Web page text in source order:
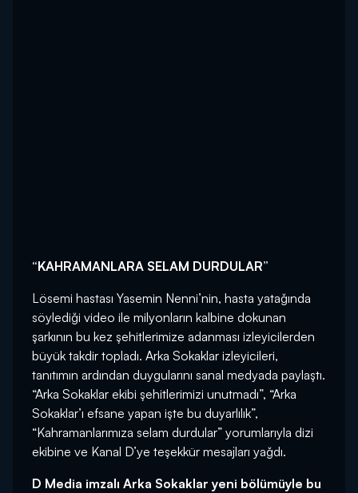
“KAHRAMANLARA SELAM DURDULAR”
Lösemi hastası Yasemin Nenni’nin, hasta yatağında
söylediği video ile milyonların kalbine dokunan
şarkının bu kez şehitlerimize adanması izleyicilerden
büyük takdir topladı. Arka Sokaklar izleyicileri,
tanıtımın ardından duygularını sanal medyada paylaştı.
“Arka Sokaklar ekibi şehitlerimizi unutmadı”, “Arka
Sokaklar’ı efsane yapan işte bu duyarlılık”,
“Kahramanlarımıza selam durdular” yorumlarıyla dizi
ekibine ve Kanal D’ye teşekkür mesajları yağdı.
D Media imzalı Arka Sokaklar yeni bölümüyle bu